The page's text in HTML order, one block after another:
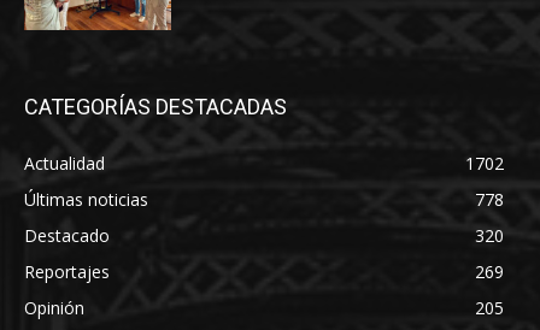
CATEGORÍAS DESTACADAS
Actualidad
1702
Últimas noticias
778
Destacado
320
Reportajes
269
Opinión
205